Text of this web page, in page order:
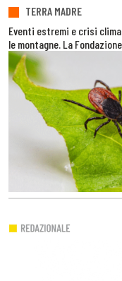
TERRA MADRE
Eventi estremi e crisi
le montagne. La